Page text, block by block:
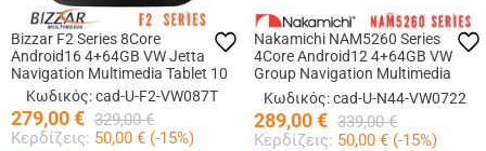
Bizzar F2 Series 8Core
Android16 4+64GB VW Jetta
Navigation Multimedia Tablet 10
Κωδικός: cad-U-F2-VW087T
279,00€ 329,00 €
Κερδίζεις: 50,00 € (-15%)
Nakamichi NAM5260 Series
4Core Android12 4+64GB VW
Group Navigation Multimedia
Tablet 10 Με Carplay &amp;
Android Auto
Κωδικός: cad-U-N44-VW0722
289,00€ 339,00 €
Κερδίζεις: 50,00 € (-15%)